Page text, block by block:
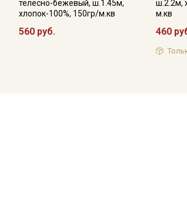
телесно-бежевый, ш.1.45м,
хлопок-100%, 150гр/м.кв
560 руб.
ш.2.2м,
м.кв
460